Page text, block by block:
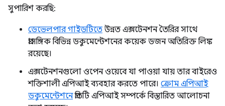
সুপারিশ করছি:
ডেভেলপার গাইডটিতেউন্নত এক্সটেনশন তৈরির সাথে
প্রাসঙ্গিক বিভিন্ন ডকুমেন্টেশনের কয়েক ডজন অতিরিক্ত লিঙ্ক
রয়েছে।
এক্সটেনশনগুলো ওপেন ওয়েবে যা পাওয়া যায় তার বাইরেও
শক্তিশালী এপিআই ব্যবহার করতে পারে। ক্রোম এপিআই
ডকুমেন্টেশনেপ্রতিটি এপিআই সম্পর্কে বিস্তারিত আলোচনা